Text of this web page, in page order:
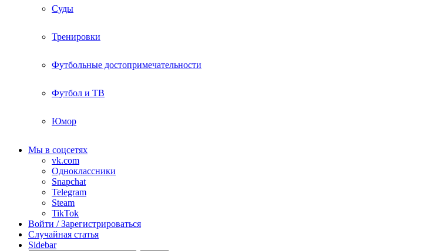
Суды
Тренировки
Футбольные достопримечательности
Футбол и ТВ
Юмор
Мы в соцсетях
vk.com
Одноклассники
Snapchat
Telegram
Steam
TikTok
Войти / Зарегистрироваться
Случайная статья
Sidebar